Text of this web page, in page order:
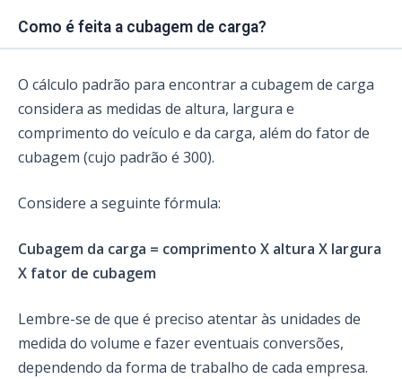
Como é feita a cubagem de carga?
O cálculo padrão para encontrar a cubagem de carga
considera as medidas de altura, largura e
comprimento do veículo e da carga, além do fator de
cubagem (cujo padrão é 300).
Considere a seguinte fórmula:
Cubagem da carga = comprimento X altura X largura
X fator de cubagem
Lembre-se de que é preciso atentar às unidades de
medida do volume e fazer eventuais conversões,
dependendo da forma de trabalho de cada empresa.